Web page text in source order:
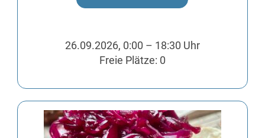
26.09.2026, 0:00 – 18:30 Uhr
Freie Plätze: 0